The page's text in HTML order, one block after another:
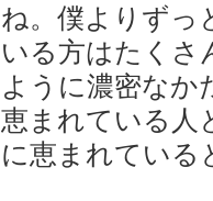
ね。僕よりずっ
いる方はたくさ
ように濃密なか
恵まれている人
に恵まれている